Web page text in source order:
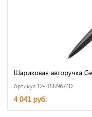
Шариковая авторучка
Артикул 12-HSN9674D
4 041 руб.